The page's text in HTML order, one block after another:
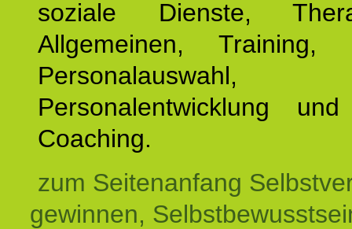
soziale Dienste,
Allgemeinen, Training,
Personalauswahl,
Personalentwicklung
Coaching.
zum Seitenanfang
gewinnen,